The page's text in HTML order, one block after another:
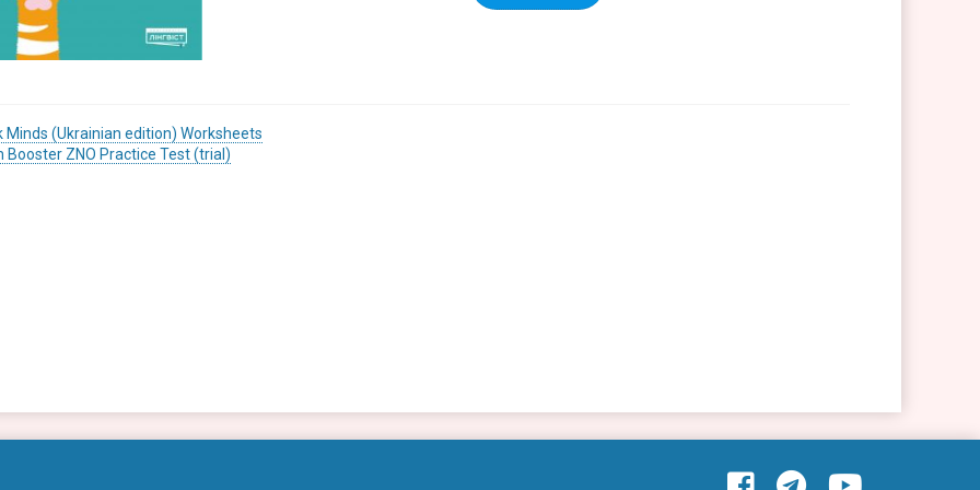
Minds (Ukrainian edition) Worksheets
Booster ZNO Practice Test (trial)